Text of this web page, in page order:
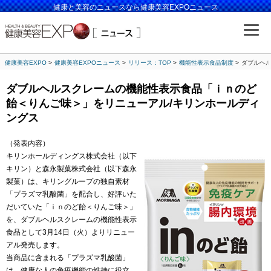
健康と美容のニュースなら健康美容EXPOニュース
健康美容EXPO 健康美容EXPOニュース リリース：TOP 機能性表示食品制度 ダブルヘ
ダブルヘルスクレームの機能性表示食品「ｉｎのど
飴＜りんご味＞」をリニューアル/キリンホールディ
ングス
（発表内容）
キリンホールディングス株式会社（以下
キリン）と森永製菓株式会社（以下森永
製菓）は、キリングループの独自素材
「プラズマ乳酸菌」を配合し、好評いた
だいていた「ｉｎのど飴＜りんご味＞」
を、ダブルヘルスクレームの機能性表示
食品として3月14日（火）よりリニュー
アル発売します。
当商品に含まれる「プラズマ乳酸菌」